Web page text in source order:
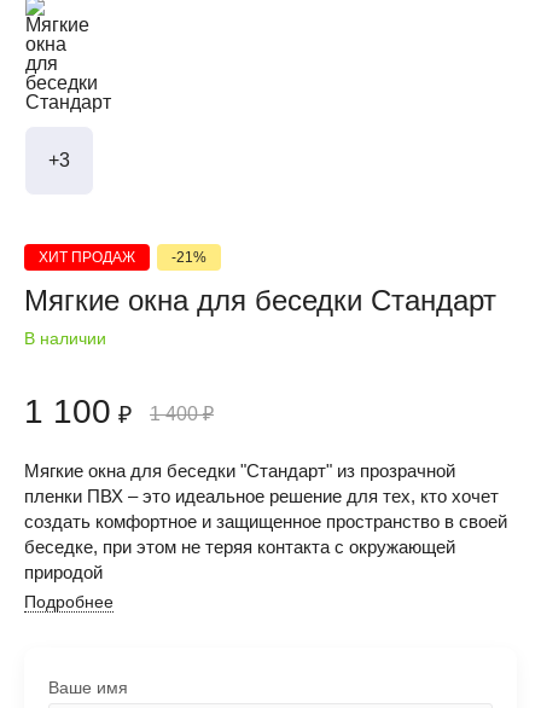
+3
ХИТ ПРОДАЖ -21%
Мягкие окна для беседки Стандарт
В наличии
1 100 ₽ 1 400₽
Мягкие окна для беседки "Стандарт" из прозрачной
пленки ПВХ – это идеальное решение для тех, кто хочет
создать комфортное и защищенное пространство в своей
беседке, при этом не теряя контакта с окружающей
природой
Подробнее
Ваше имя